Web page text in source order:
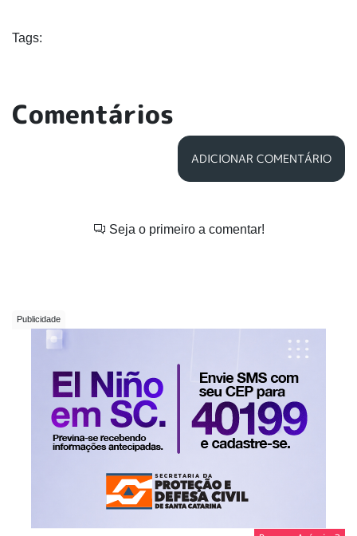
Tags:
Comentários
ADICIONAR COMENTÁRIO
Seja o primeiro a comentar!